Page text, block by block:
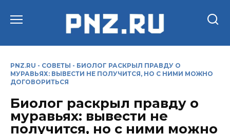
PNZ.RU - СОВЕТЫ - БИОЛОГ РАСКРЫЛ ПРАВДУ О
МУРАВЬЯХ: ВЫВЕСТИ НЕ ПОЛУЧИТСЯ, НО С НИМИ МОЖНО
ДОГОВОРИТЬСЯ
Биолог раскрыл правду о
муравьях: вывести не
получится, но с ними можно